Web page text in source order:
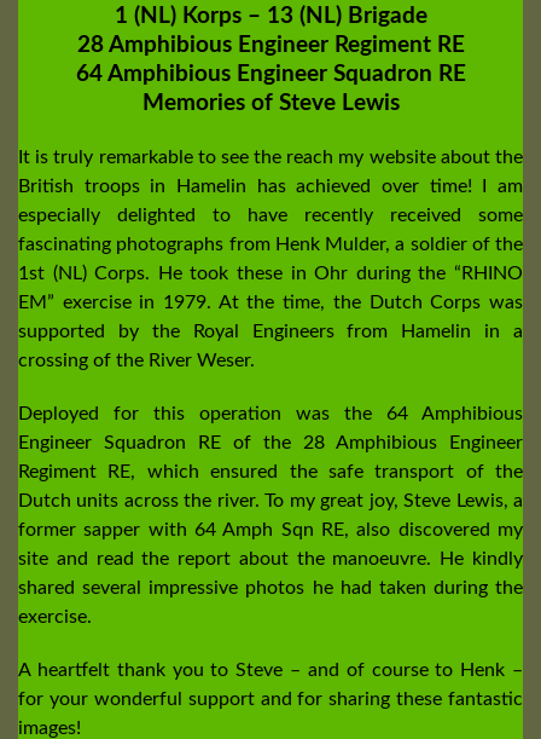
1 (NL) Korps – 13 (NL) Brigade
28 Amphibious Engineer Regiment RE
64 Amphibious Engineer Squadron RE
Memories of Steve Lewis
It is truly remarkable to see the reach my website about the
British troops in Hamelin has achieved over time! I am
especially delighted to have recently received some
fascinating photographs from Henk Mulder, a soldier of the
1st (NL) Corps. He took these in Ohr during the “RHINO
EM” exercise in 1979. At the time, the Dutch Corps was
supported by the Royal Engineers from Hamelin in a
crossing of the River Weser.
Deployed for this operation was the 64 Amphibious
Engineer Squadron RE of the 28 Amphibious Engineer
Regiment RE, which ensured the safe transport of the
Dutch units across the river. To my great joy, Steve Lewis, a
former sapper with 64 Amph Sqn RE, also discovered my
site and read the report about the manoeuvre. He kindly
shared several impressive photos he had taken during the
exercise.
A heartfelt thank you to Steve – and of course to Henk –
for your wonderful support and for sharing these fantastic
images!